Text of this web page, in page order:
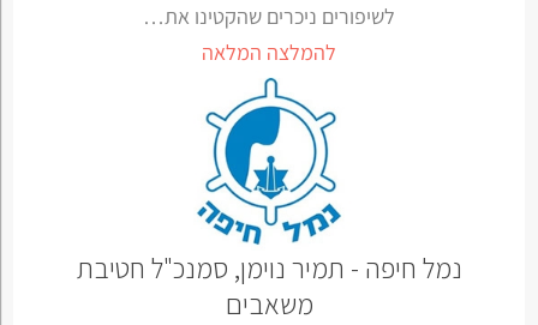
לשיפורים ניכרים שהקטינו את…
להמלצה המלאה
נמל חיפה - תמיר נוימן, סמנכ"ל חטיבת
משאבים